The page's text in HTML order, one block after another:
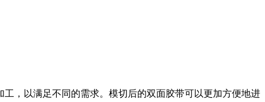
，以满足不同的需求。模切后的双面胶带可以更加方便地进